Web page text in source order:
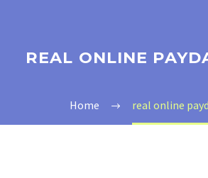
REAL ONLINE
Home real online